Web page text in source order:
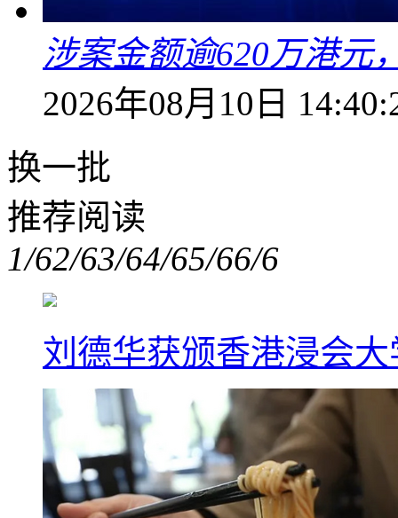
涉案金额逾620万港元
2026年08月10日
换一批
推荐阅读
1/62/63/64/65/66/6
刘德华获颁香港浸会